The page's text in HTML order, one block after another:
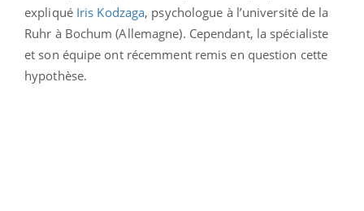
expliqué Iris Kodzaga, psychologue à l’université de la
Ruhr à Bochum (Allemagne). Cependant, la spécialiste
et son équipe ont récemment remis en question cette
hypothèse.